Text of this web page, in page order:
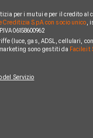
hiring!
per i mutui e per il credito al
Creditizia S.p.A. con socio unico ,
06158600962
(luce, gas, ADSL, cellulari,
sono gestiti da Facile.it
del Servizio